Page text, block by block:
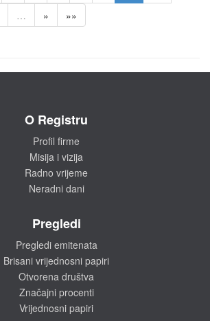
… » »»
O Registru
Profil firme
Misija i vizija
Radno vrijeme
Neradni dani
Pregledi
Pregledi emitenata
Brisani vrijednosni papiri
Otvorena društva
Značajni procenti
Vrijednosni papiri